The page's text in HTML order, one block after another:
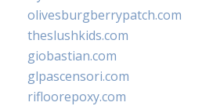
olivesburgberrypatch.com
theslushkids.com
giobastian.com
glpascensori.com
rifloorepoxy.com